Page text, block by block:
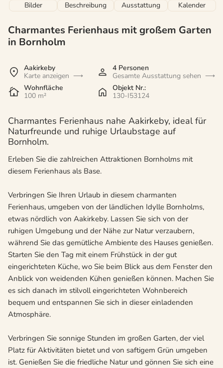
Bilder Beschreibung Ausstattung Kalender
Charmantes Ferienhaus mit großem Garten
in Bornholm
Aakirkeby
Karte anzeigen
4 Personen
Gesamte Ausstattung sehen
Wohnfläche
100 m²
Objekt Nr.:
130-I53124
Charmantes Ferienhaus nahe Aakirkeby, ideal für
Naturfreunde und ruhige Urlaubstage auf
Bornholm.
Erleben Sie die zahlreichen Attraktionen Bornholms mit
diesem Ferienhaus als Base.
Verbringen Sie Ihren Urlaub in diesem charmanten
Ferienhaus, umgeben von der ländlichen Idylle Bornholms,
etwas nördlich von Aakirkeby. Lassen Sie sich von der
ruhigen Umgebung und der Nähe zur Natur verzaubern,
während Sie das gemütliche Ambiente des Hauses genießen.
Starten Sie den Tag mit einem Frühstück in der gut
eingerichteten Küche, wo Sie beim Blick aus dem Fenster den
Anblick von weidenden Kühen genießen können. Machen Sie
es sich danach im stilvoll eingerichteten Wohnbereich
bequem und entspannen Sie sich in dieser einladenden
Atmosphäre.
Verbringen Sie sonnige Stunden im großen Garten, der viel
Platz für Aktivitäten bietet und von saftigem Grün umgeben
ist. Genießen Sie die friedliche Natur und gönnen Sie sich eine